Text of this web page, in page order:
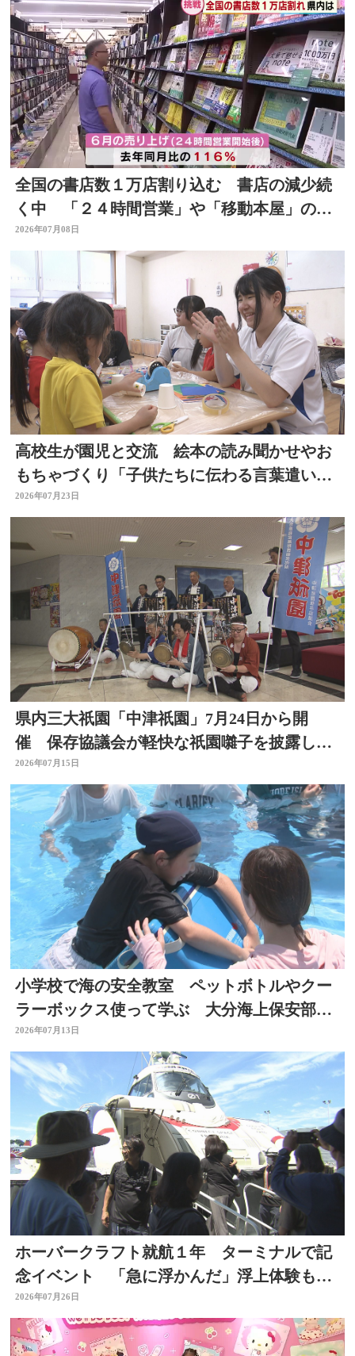
全国の書店数１万店割り込む 書店の減少続
く中 「２４時間営業」や「移動本屋」の取
り組みも 大分
2026年07月08日
高校生が園児と交流 絵本の読み聞かせやお
もちゃづくり「子供たちに伝わる言葉遣いが
大切と思った」大分
2026年07月23日
県内三大祇園「中津祇園」7月24日から開
催 保存協議会が軽快な祇園囃子を披露し祭
りをPR 大分
2026年07月15日
小学校で海の安全教室 ペットボトルやクー
ラーボックス使って学ぶ 大分海上保安部が
初開催
2026年07月13日
ホーバークラフト就航１年 ターミナルで記
念イベント 「急に浮かんだ」浮上体験も
大分
2026年07月26日